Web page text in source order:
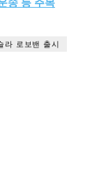
송 등 주목
라 로보밴 출시